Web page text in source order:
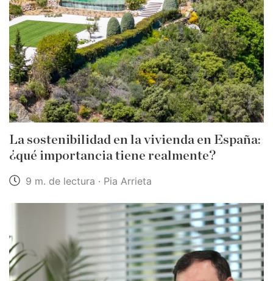
La sostenibilidad en la vivienda en España:
¿qué importancia tiene realmente?
9 m. de lectura · Pia Arrieta